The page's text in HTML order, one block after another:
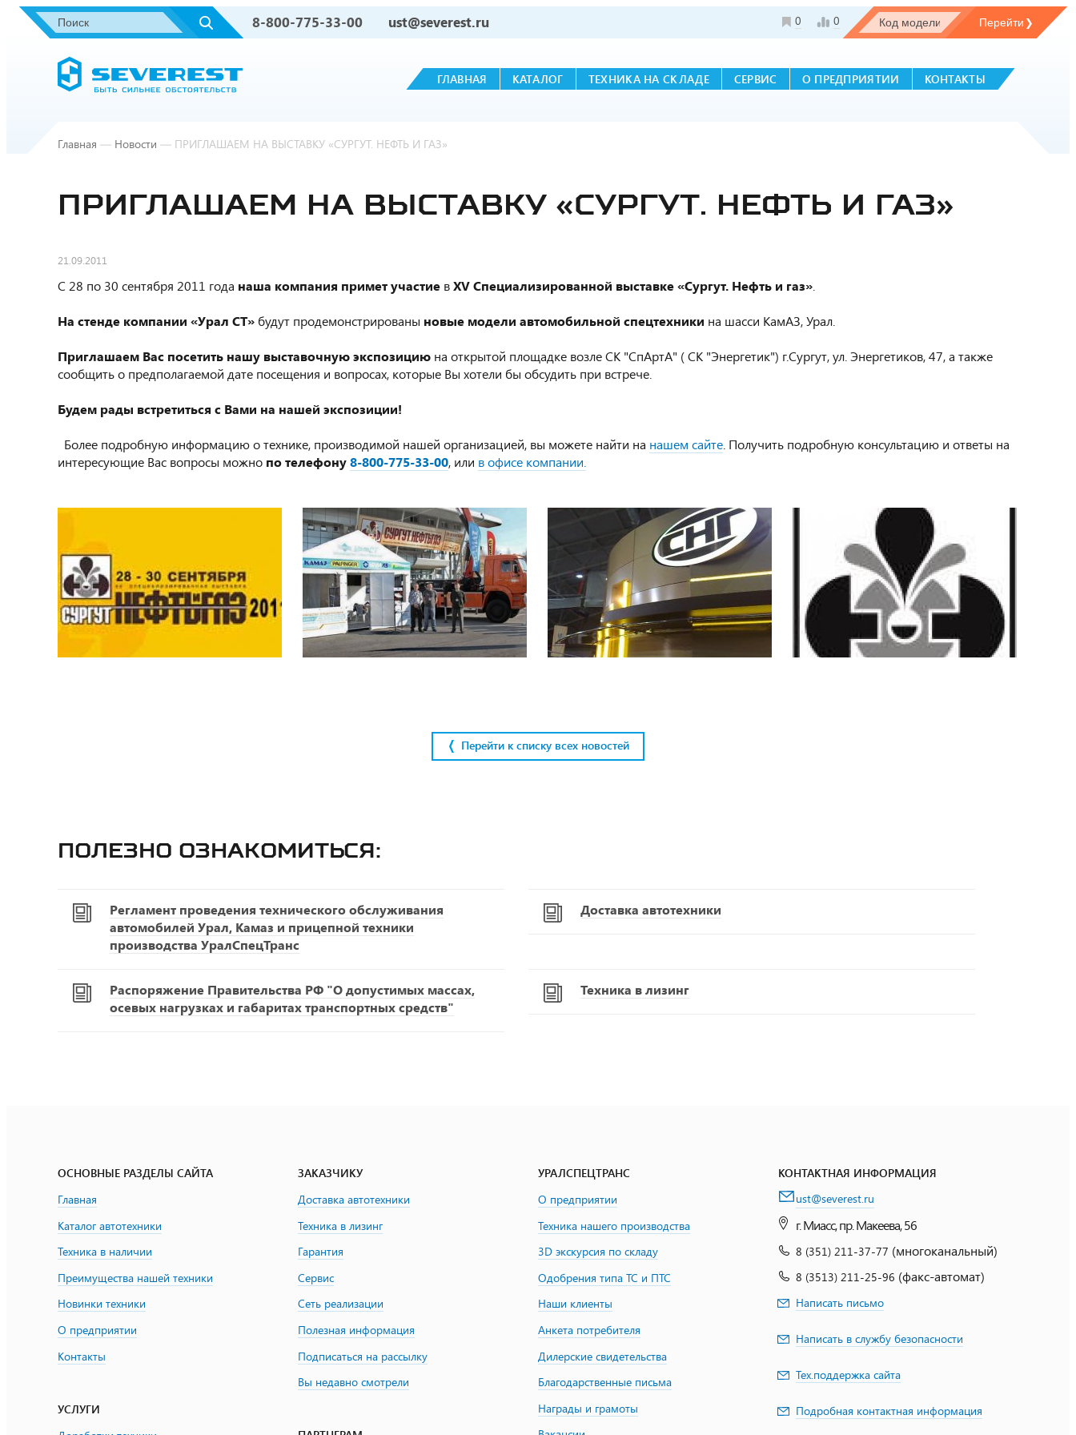
8-800-775-33-00 ust@severest.ru 0 0
ГЛАВНАЯ КАТАЛОГ ТЕХНИКА НА СКЛАДЕ СЕРВИС О ПРЕДПРИЯТИИ КОНТАКТЫ
Главная — Новости — ПРИГЛАШАЕМ НА ВЫСТАВКУ «СУРГУТ. НЕФТЬ И ГАЗ»
ПРИГЛАШАЕМ НА ВЫСТАВКУ «СУРГУТ. НЕФТЬ И ГАЗ»
21.09.2011
С 28 по 30 сентября 2011 года наша компания примет участие вXV Специализированной выставке «Сургут. Нефть и газ»
На стенде компании «Урал СТ» будут продемонстрированы новые модели автомобильной спецтехники на шасси КамАЗ, Урал.
Приглашаем Вас посетить нашу выставочную экспозицию на открытой площадке возле CK "СпАртА" ( СК "Энергетик") г.Сургут, ул. Энергетиков, 47, а также
сообщить о предполагаемой дате посещения и вопросах, которые Вы хотели бы обсудить при встрече.
Будем рады встретиться с Вами на нашей экспозиции!
Более подробную информацию о технике, производимой нашей организацией, вы можете найти на нашем сайте . Получить подробную консультацию и ответы на
интересующие Вас вопросы можно по телефону8-800-775-33-00, или в офисе компании.
Перейти к списку всех новостей
Полезно ознакомиться:
Регламент проведения технического обслуживания
автомобилей Урал, Камаз и прицепной техники
производства УралСпецТранс
Доставка автотехники
Распоряжение Правительства РФ "О допустимых массах,
осевых нагрузках и габаритах транспортных средств"
Техника в лизинг
ОСНОВНЫЕ РАЗДЕЛЫ САЙТА
Главная
Каталог автотехники
Техника в наличии
Преимущества нашей техники
Новинки техники
О предприятии
Контакты
УСЛУГИ
ЗАКАЗЧИКУ
Доставка автотехники
Техника в лизинг
Гарантия
Сервис
Сеть реализации
Полезная информация
Подписаться на рассылку
Вы недавно смотрели
УРАЛСПЕЦТРАНС
О предприятии
Техника нашего производства
3D экскурсия по складу
Одобрения типа ТС и ПТС
Наши клиенты
Анкета потребителя
Дилерские свидетельства
Благодарственные письма
Награды и грамоты
КОНТАКТНАЯ ИНФОРМАЦИЯ
ust@severest.ru
г. Миасс, пр. Макеева, 56
8 (351) 211-37-77 (многоканальный)
8 (3513) 211-25-96 (факс-автомат)
Написать письмо
Написать в службу безопасности
Тех.поддержка сайта
Подробная контактная информация